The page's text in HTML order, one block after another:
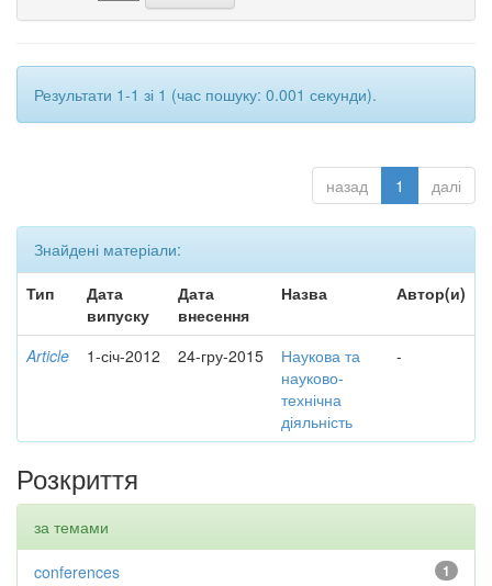
Результати 1-1 зі 1 (час пошуку: 0.001 секунди).
назад 1 далі
Знайдені матеріали:
Тип
Дата
випуску
Дата
внесення
Назва Автор(и)
Article 1-січ-2012 24-гру-2015
Наукова та
науково-
технічна
діяльність
-
Розкриття
за темами
1
conferences